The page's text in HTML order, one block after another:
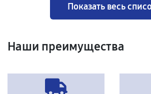
Показать весь
Наши преимущества